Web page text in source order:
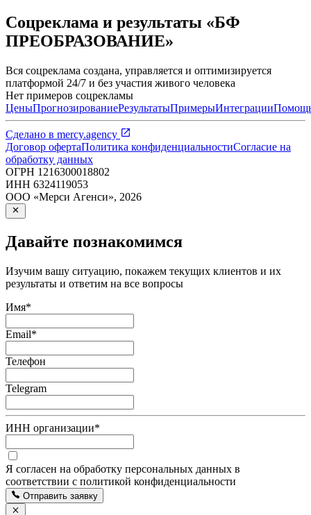
Соцреклама и результаты «БФ
ПРЕОБРАЗОВАНИЕ»
Вся соцреклама создана, управляется и оптимизируется
платформой 24/7 и без участия живого человека
Нет примеров соцрекламы
ЦеныПрогнозированиеРезультатыПримерыИнтеграции
Сделано в mercy.agency
Договор офертаПолитика конфиденциальностиСогласие на
обработку данных
ОГРН 1216300018802
ИНН 6324119053
ООО «Мерси Агенси», 2026
Давайте познакомимся
Изучим вашу ситуацию, покажем текущих клиентов и их
результаты и ответим на все вопросы
Имя*
Email*
Телефон
Telegram
ИНН организации*
Я согласен на обработку персональных данных в
соответствии с политикой конфиденциальности
Отправить заявку